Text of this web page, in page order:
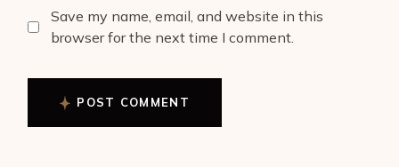
Save my name, email, and website in this
browser for the next time I comment.
POST COMMENT